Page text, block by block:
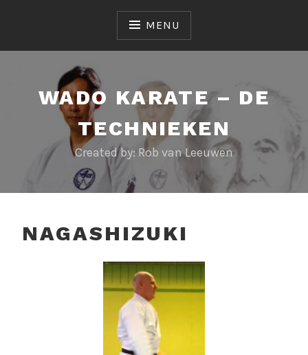
MENU
WADO KARATE – DE
TECHNIEKEN
Created by: Rob van Leeuwen
NAGASHIZUKI